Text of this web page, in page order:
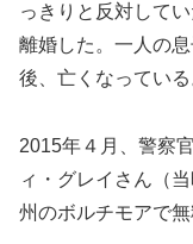
っきりと反対して
離婚した。一人の
後、亡くなっている
2015年４月、警察
ィ・グレイさん（
州のボルチモアで